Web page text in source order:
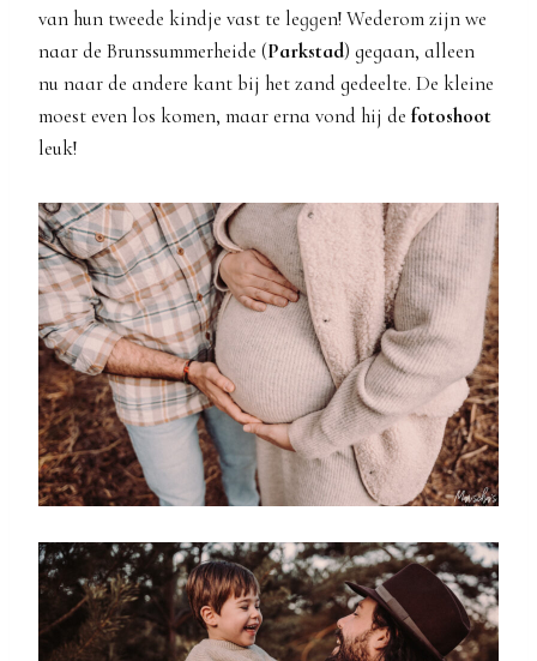
van hun tweede kindje vast te leggen! Wederom zijn we
naar de Brunssummerheide (Parkstad) gegaan, alleen
nu naar de andere kant bij het zand gedeelte. De kleine
moest even los komen, maar erna vond hij de fotoshoot
leuk!